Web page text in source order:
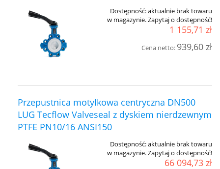
Dostępność:aktualnie brak towaru
w magazynie. Zapytaj o dostępność!
1 155,71 zł
Cena netto: 939,60 zł
Przepustnica motylkowa centryczna DN500
LUG Tecflow Valveseal z dyskiem nierdzewnym
PTFE PN10/16 ANSI150
Dostępność:aktualnie brak towaru
w magazynie. Zapytaj o dostępność!
66 094,73 zł